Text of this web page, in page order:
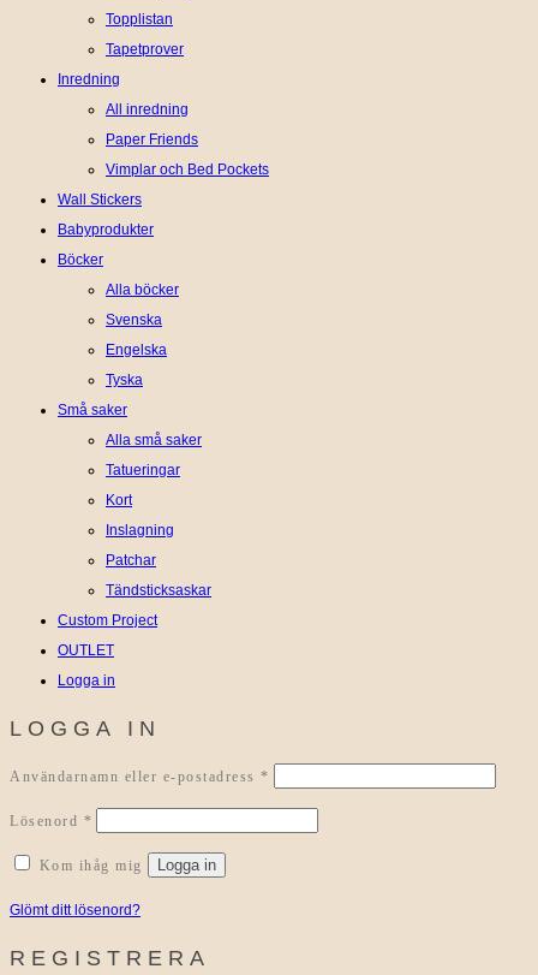
Topplistan
Tapetprover
Inredning
All inredning
Paper Friends
Vimplar och Bed Pockets
Wall Stickers
Babyprodukter
Böcker
Alla böcker
Svenska
Engelska
Tyska
Små saker
Alla små saker
Tatueringar
Kort
Inslagning
Patchar
Tändsticksaskar
Custom Project
OUTLET
Logga in
LOGGA IN
Användarnamn eller e-postadress *
Lösenord *
Kom ihåg mig Logga in
Glömt ditt lösenord?
REGISTRERA